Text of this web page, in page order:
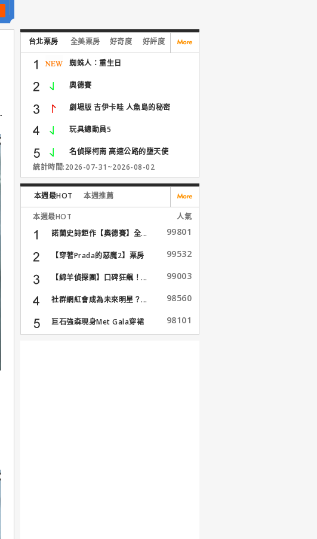
台北票房 全美票房 好奇度 好評度
蜘蛛人：重生日
奧德賽
劇場版 吉伊卡哇 人魚島的秘密
玩具總動員5
名偵探柯南 高速公路的墮天使
統計時間:2026-07-31~2026-08-02
本週最HOT 本週推薦
本週最HOT
人氣
諾蘭史詩鉅作【奧德賽】全...
99801
【穿著Prada的惡魔2】票房
99532
【綿羊偵探團】口碑狂飆！... 99003
社群網紅會成為未來明星？... 98560
巨石強森現身Met Gala穿裙
子...
98101